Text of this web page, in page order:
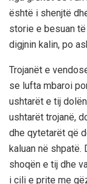
është i shenjtë
storie e besuan
digjnin kalin, po
Trojanët e
se lufta mbaroi
ushtarët e tij
ushtarët trojanë,
dhe qytetarët që
kaluan në shpatë.
shoqën e tij dhe
i cili e prite me